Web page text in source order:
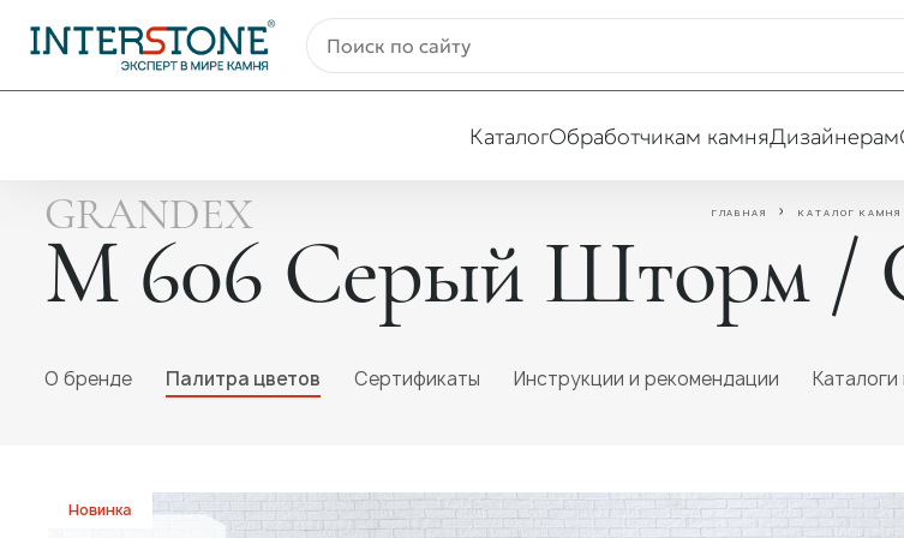
КаталогОбработчикам камняДизайнерам
ГЛАВНАЯ КАТАЛОГ КАМНЯ
GRANDEX
M 606 Серый Шторм /
O бренде Палитра цветов Сертификаты Инструкции и рекомендации
Новинка
Ваша сфера деятельности
Обработчик